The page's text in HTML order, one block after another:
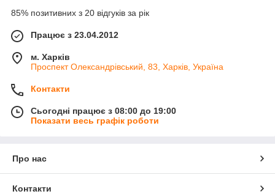
85% позитивних з 20 відгуків за рік
Працює з 23.04.2012
м. Харків
Проспект Олександрівський, 83, Харків, Україна
Контакти
Сьогодні працює з 08:00 до 19:00
Показати весь графік роботи
Про нас
Контакти